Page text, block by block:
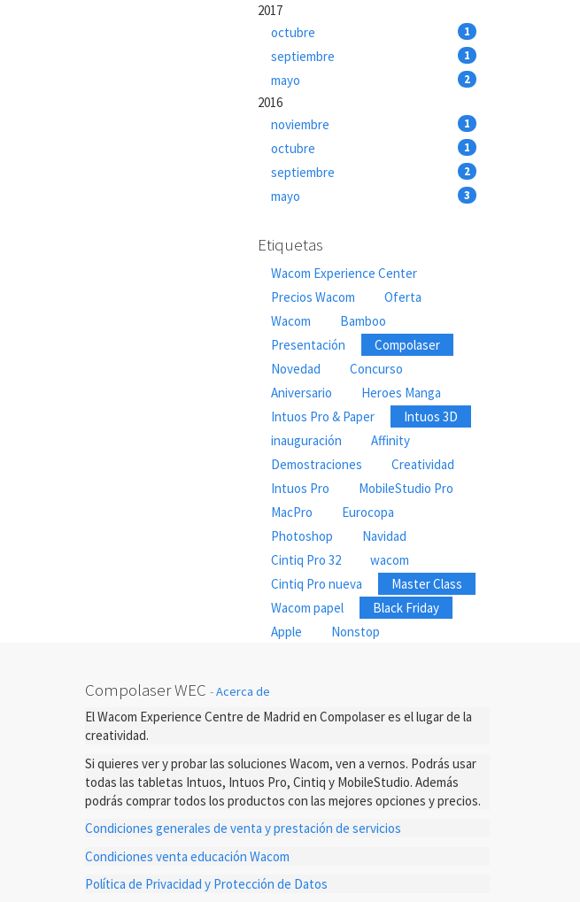
2017
octubre
1
septiembre 1
mayo 2
2016
noviembre
1
octubre 1
septiembre 2
mayo 3
Etiquetas
Wacom Experience Center
Precios Wacom
Oferta
Wacom
Bamboo
Presentación
Compolaser
Novedad
Concurso
Aniversario
Heroes Manga
Intuos Pro & Paper
Intuos 3D
inauguración
Affinity
Demostraciones
Creatividad
Intuos Pro
MobileStudio Pro
MacPro
Eurocopa
Photoshop
Navidad
Cintiq Pro 32
wacom
Cintiq Pro nueva
Master Class
Wacom papel
Black Friday
Apple
Nonstop
Compolaser WEC -Acerca de
El Wacom Experience Centre de Madrid en Compolaser es el lugar de la
creatividad.
Si quieres ver y probar las soluciones Wacom, ven a vernos. Podrás usar
todas las tabletas Intuos, Intuos Pro, Cintiq y MobileStudio. Además
podrás comprar todos los productos con las mejores opciones y precios.
Condiciones generales de venta y prestación de servicios
Condiciones venta educación Wacom
Política de Privacidad y Protección de Datos